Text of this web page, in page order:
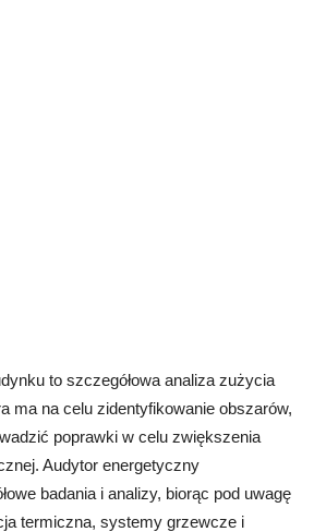
to szczegółowa analiza zużycia
ma na celu zidentyfikowanie obszarów,
poprawki w celu zwiększenia
Audytor energetyczny
badania i analizy, biorąc pod uwagę
termiczna, systemy grzewcze i